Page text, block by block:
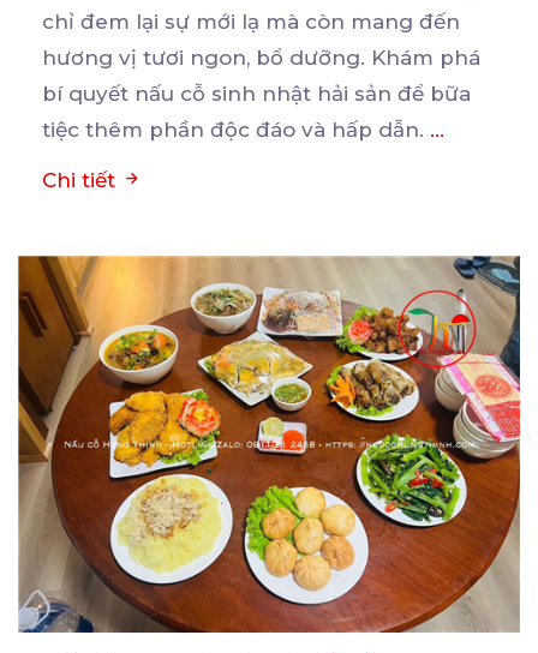
chỉ đem lại sự mới lạ mà còn mang đến
hương vị tươi ngon, bổ dưỡng. Khám phá
bí quyết nấu cỗ sinh nhật hải sản để bữa
tiệc thêm phần độc đáo và hấp dẫn. ...
Chi tiết